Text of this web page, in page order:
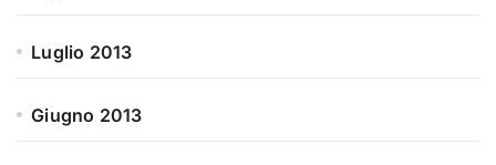
Luglio 2013
Giugno 2013